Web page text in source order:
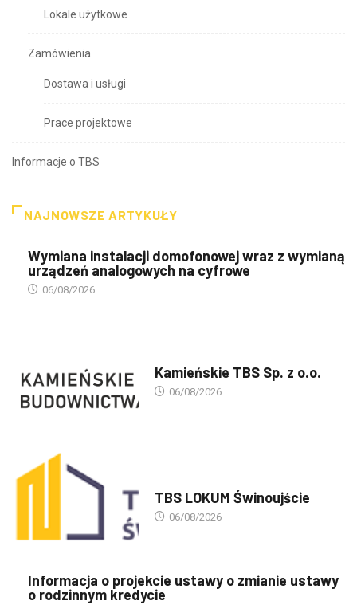
Lokale użytkowe
Zamówienia
Dostawa i usługi
Prace projektowe
Informacje o TBS
NAJNOWSZE ARTYKUŁY
Wymiana instalacji domofonowej wraz z wymianą
urządzeń analogowych na cyfrowe
06/08/2026
Kamieńskie TBS Sp. z o.o.
06/08/2026
TBS LOKUM Świnoujście
06/08/2026
Informacja o projekcie ustawy o zmianie ustawy
o rodzinnym kredycie